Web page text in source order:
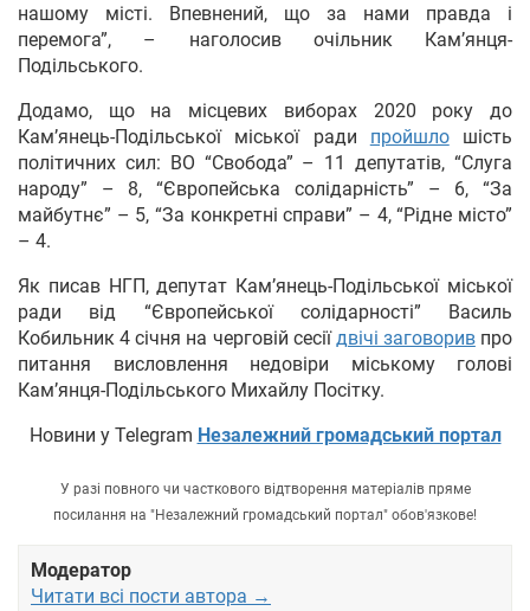
нашому місті. Впевнений, що за нами правда і
перемога”, – наголосив очільник Кам’янця-
Подільського.
Додамо, що на місцевих виборах 2020 року до
Кам’янець-Подільської міської ради пройшлошість
політичних сил: ВО “Свобода” – 11 депутатів, “Слуга
народу” – 8, “Європейська солідарність” – 6, “За
майбутнє” – 5, “За конкретні справи” – 4, “Рідне місто”
– 4.
Як писав НГП, депутат Кам’янець-Подільської міської
ради від “Європейської солідарності” Василь
Кобильник 4 січня на черговій сесіїдвічі заговоривпро
питання висловлення недовіри міському голові
Кам’янця-Подільського Михайлу Посітку.
Новини у Telegram Незалежний громадський портал
У разі повного чи часткового відтворення матеріалів пряме
посилання на "Незалежний громадський портал" обов'язкове!
Модератор
Читати всі пости автора →